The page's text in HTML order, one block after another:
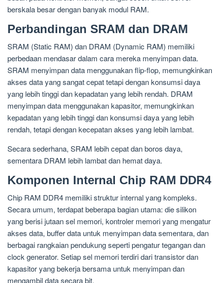
berskala besar dengan banyak modul RAM.
Perbandingan SRAM dan DRAM
SRAM (Static RAM) dan DRAM (Dynamic RAM) memiliki
perbedaan mendasar dalam cara mereka menyimpan data.
SRAM menyimpan data menggunakan flip-flop, memungkinkan
akses data yang sangat cepat tetapi dengan konsumsi daya
yang lebih tinggi dan kepadatan yang lebih rendah. DRAM
menyimpan data menggunakan kapasitor, memungkinkan
kepadatan yang lebih tinggi dan konsumsi daya yang lebih
rendah, tetapi dengan kecepatan akses yang lebih lambat.
Secara sederhana, SRAM lebih cepat dan boros daya,
sementara DRAM lebih lambat dan hemat daya.
Komponen Internal Chip RAM DDR4
Chip RAM DDR4 memiliki struktur internal yang kompleks.
Secara umum, terdapat beberapa bagian utama: die silikon
yang berisi jutaan sel memori, kontroler memori yang mengatur
akses data, buffer data untuk menyimpan data sementara, dan
berbagai rangkaian pendukung seperti pengatur tegangan dan
clock generator. Setiap sel memori terdiri dari transistor dan
kapasitor yang bekerja bersama untuk menyimpan dan
mengambil data secara bit.